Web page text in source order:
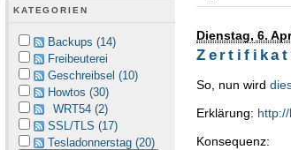
KATEGORIEN
Backups (14)
Freibeuterei
Geschreibsel (10)
Howtos (30)
WRT54 (2)
SSL/TLS (17)
Tesladonnerstag (20)
Dienstag, 6.
So, nun wird
Erklärung:
Konsequenz: